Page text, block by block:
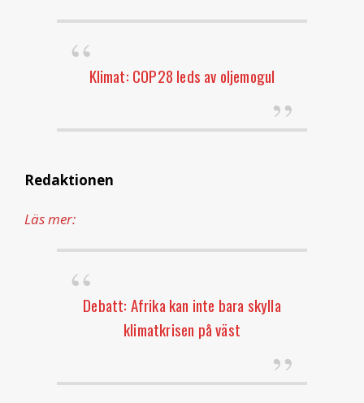
Klimat: COP28 leds av oljemogul
Redaktionen
Läs mer:
Debatt: Afrika kan inte bara skylla
klimatkrisen på väst